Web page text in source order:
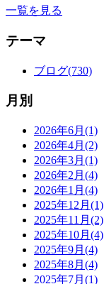
一覧を見る
テーマ
ブログ(730)
月別
2026年6月(1)
2026年4月(2)
2026年3月(1)
2026年2月(4)
2026年1月(4)
2025年12月(1)
2025年11月(2)
2025年10月(4)
2025年9月(4)
2025年8月(4)
2025年7月(1)